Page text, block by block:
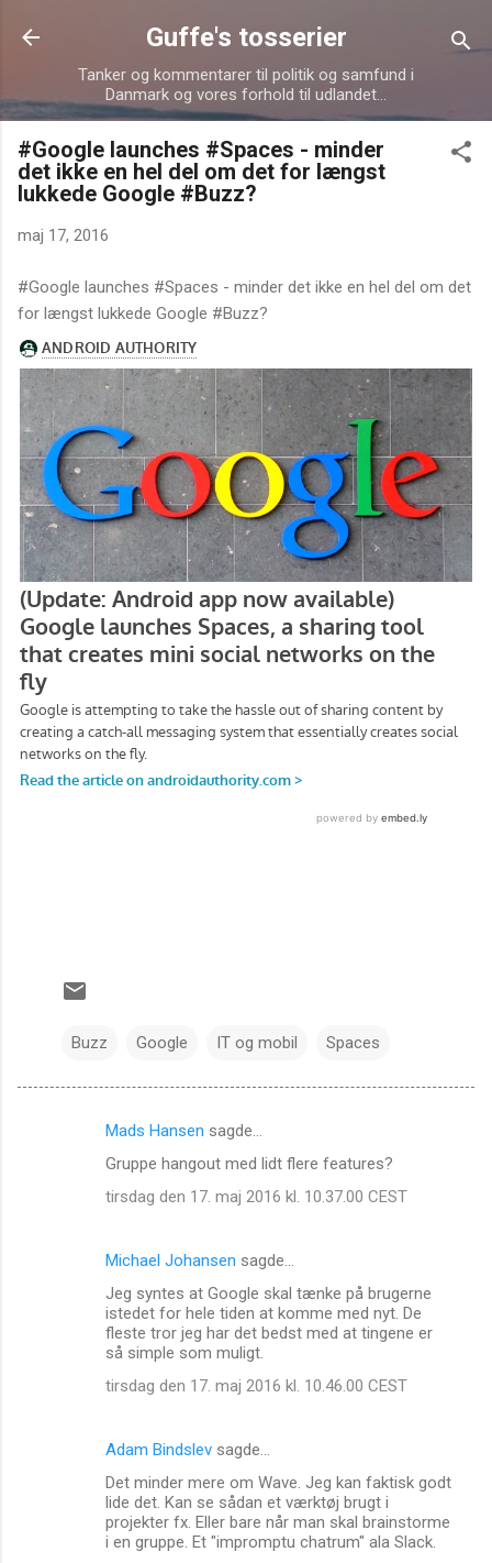
Gå videre til hovedindholdet
Guffe's tosserier
Tanker og kommentarer til politik og samfund i
Danmark og vores forhold til udlandet...
#Google launches #Spaces - minder
det ikke en hel del om det for længst
lukkede Google #Buzz?
maj 17, 2016
#Google launches #Spaces - minder det ikke en hel del om det
for længst lukkede Google #Buzz?
Buzz Google IT og mobil Spaces
Mads Hansen sagde…
Gruppe hangout med lidt flere features?
tirsdag den 17. maj 2016 kl. 10.37.00 CEST
Michael Johansen sagde…
Jeg syntes at Google skal tænke på brugerne
istedet for hele tiden at komme med nyt. De
fleste tror jeg har det bedst med at tingene er
så simple som muligt.
tirsdag den 17. maj 2016 kl. 10.46.00 CEST
Adam Bindslev sagde…
Det minder mere om Wave. Jeg kan faktisk godt
lide det. Kan se sådan et værktøj brugt i
projekter fx. Eller bare når man skal brainstorme
i en gruppe. Et "impromptu chatrum" ala Slack.